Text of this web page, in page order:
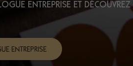
ENTREPRISE ET
ENTREPRISE